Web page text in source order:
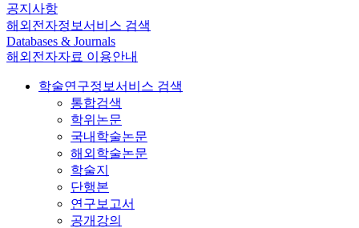
공지사항
해외전자정보서비스 검색
Databases & Journals
해외전자자료 이용안내
학술연구정보서비스 검색
통합검색
학위논문
국내학술논문
해외학술논문
학술지
단행본
연구보고서
공개강의